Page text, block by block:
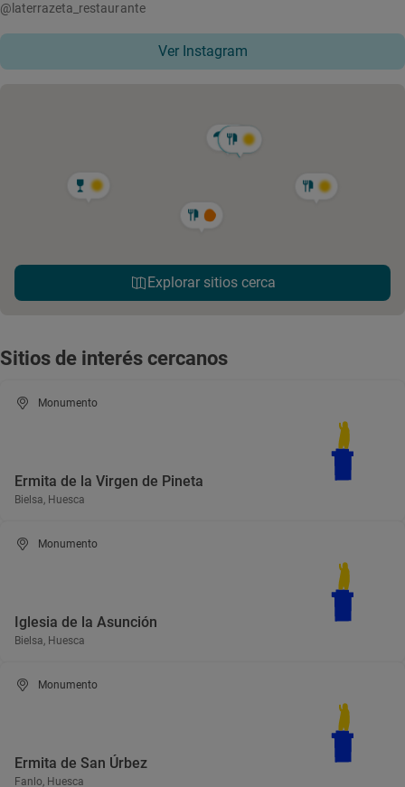
@laterrazeta_restaurante
Ver Instagram
Explorar sitios cerca
Sitios de interés cercanos
Monumento
Ermita de la Virgen de Pineta
Bielsa, Huesca
Monumento
Iglesia de la Asunción
Bielsa, Huesca
Monumento
Ermita de San Úrbez
Fanlo, Huesca